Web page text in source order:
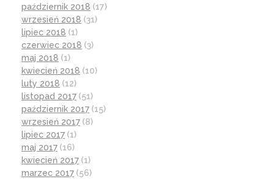
październik 2018 (17)
wrzesień 2018 (31)
lipiec 2018 (1)
czerwiec 2018 (3)
maj 2018 (1)
kwiecień 2018 (10)
luty 2018 (12)
listopad 2017 (51)
październik 2017 (15)
wrzesień 2017 (8)
lipiec 2017 (1)
maj 2017 (16)
kwiecień 2017 (1)
marzec 2017 (56)